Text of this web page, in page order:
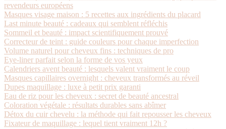
revendeurs européens
Masques visage maison : 5 recettes aux ingrédients du placard
Last minute beauté : cadeaux qui semblent réfléchis
Sommeil et beauté : impact scientifiquement prouvé
Correcteur de teint : guide couleurs pour chaque imperfection
Volume naturel pour cheveux fins : techniques de pro
Eye-liner parfait selon la forme de vos yeux
Calendriers avent beauté : lesquels valent vraiment le coup
Masques capillaires overnight : cheveux transformés au réveil
Dupes maquillage : luxe à petit prix garanti
Eau de riz pour les cheveux : secret de beauté ancestral
Coloration végétale : résultats durables sans abîmer
Détox du cuir chevelu : la méthode qui fait repousser les cheveux
Fixateur de maquillage : lequel tient vraiment 12h ?